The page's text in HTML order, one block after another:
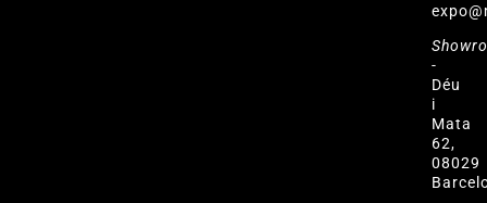
-
Déu
i
Mata
62,
08029